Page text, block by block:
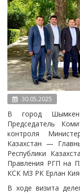
Льготы
Новости
30.05.2025
В город
Председатель
контроля
Казахстан —
Республики
Правления РГП на
КСК МЗ РК Ерлан
В ходе визита